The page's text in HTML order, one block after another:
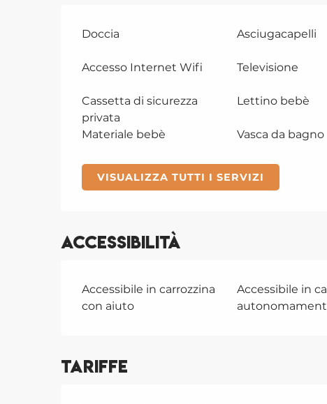
Doccia Asciugacapelli
Accesso Internet Wifi
Televisione
Cassetta di sicurezza
privata
Lettino bebè
Materiale bebè Vasca da bagno
VISUALIZZA TUTTI I SERVIZI
Accessibilità
Accessibile in carrozzina
con aiuto
Accessibile in
Tariffe